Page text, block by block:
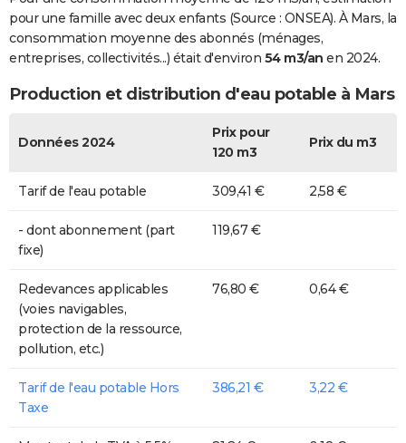
pour une famille avec deux enfants (Source : ONSEA). À Mars, la
consommation moyenne des abonnés (ménages,
entreprises, collectivités...) était d'environ 54 m3/an en 2024.
Production et distribution d'eau potable à Mars
Données 2024
Prix pour
120 m3
Prix du m3
Tarif de l'eau potable 309,41 € 2,58 €
- dont abonnement (part
fixe)
119,67 €
Redevances applicables
(voies navigables,
protection de la ressource,
pollution, etc.)
76,80 € 0,64 €
Tarif de l'eau potable Hors
Taxe
386,21 € 3,22 €